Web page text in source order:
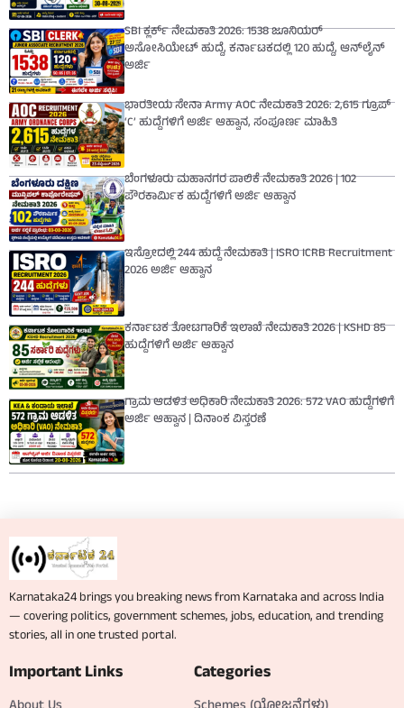
SBI ಕ್ಲರ್ಕ್ ನೇಮಕಾತಿ 2026: 1538 ಜೂನಿಯರ್
ಅಸೋಸಿಯೇಟ್ ಹುದ್ದೆ, ಕರ್ನಾಟಕದಲ್ಲಿ 120 ಹುದ್ದೆ, ಆನ್‌ಲೈನ್
ಅರ್ಜಿ
ಭಾರತೀಯ ಸೇನಾ Army AOC ನೇಮಕಾತಿ 2026: 2,615 ಗ್ರೂಪ್
‘C’ ಹುದ್ದೆಗಳಿಗೆ ಅರ್ಜಿ ಆಹ್ವಾನ, ಸಂಪೂರ್ಣ ಮಾಹಿತಿ
ಬೆಂಗಳೂರು ಮಹಾನಗರ ಪಾಲಿಕೆ ನೇಮಕಾತಿ 2026 | 102
ಪೌರಕಾರ್ಮಿಕ ಹುದ್ದೆಗಳಿಗೆ ಅರ್ಜಿ ಆಹ್ವಾನ
ಇಸ್ರೋದಲ್ಲಿ 244 ಹುದ್ದೆ ನೇಮಕಾತಿ | ISRO ICRB Recruitment
2026 ಅರ್ಜಿ ಆಹ್ವಾನ
ಕರ್ನಾಟಕ ತೋಟಗಾರಿಕೆ ಇಲಾಖೆ ನೇಮಕಾತಿ 2026 | KSHD 85
ಹುದ್ದೆಗಳಿಗೆ ಅರ್ಜಿ ಆಹ್ವಾನ
ಗ್ರಾಮ ಆಡಳಿತ ಅಧಿಕಾರಿ ನೇಮಕಾತಿ 2026: 572 VAO ಹುದ್ದೆಗಳಿಗೆ
ಅರ್ಜಿ ಆಹ್ವಾನ | ದಿನಾಂಕ ವಿಸ್ತರಣೆ
Karnataka24 brings you breaking news from Karnataka and across India
— covering politics, government schemes, jobs, education, and trending
stories, all in one trusted portal.
Important Links Categories